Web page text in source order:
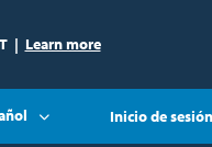
| Learn more
Inicio de sesión